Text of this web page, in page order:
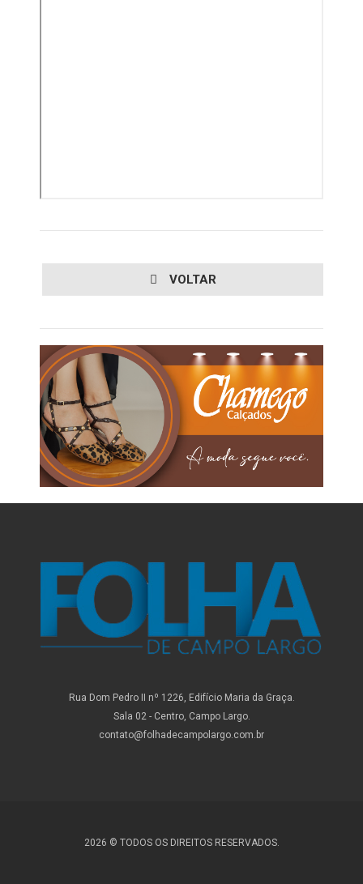
VOLTAR
Rua Dom Pedro II nº 1226, Edifício Maria da Graça.
Sala 02 - Centro, Campo Largo.
contato@folhadecampolargo.com.br
2026 © TODOS OS DIREITOS RESERVADOS.